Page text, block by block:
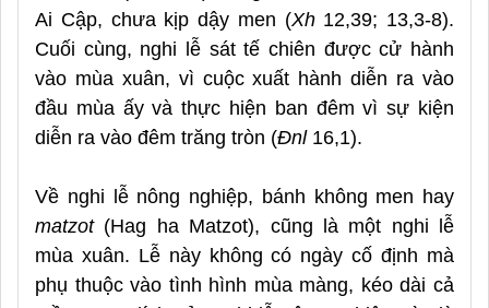
Ai Cập, chưa kịp dậy men (Xh12,39; 13,3-8).
Cuối cùng, nghi lễ sát tế chiên được cử hành
vào mùa xuân, vì cuộc xuất hành diễn ra vào
đầu mùa ấy và thực hiện ban đêm vì sự kiện
diễn ra vào đêm trăng tròn (Đnl16,1).
Về nghi lễ nông nghiệp, bánh không men hay
matzot(Hag ha Matzot), cũng là một nghi lễ
mùa xuân. Lễ này không có ngày cố định mà
phụ thuộc vào tình hình mùa màng, kéo dài cả